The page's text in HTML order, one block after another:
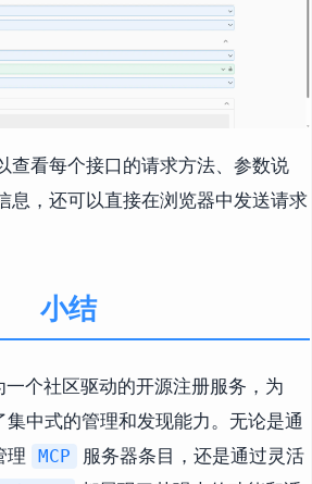
查看每个接口的请求方法、参数说
息，还可以直接在浏览器中发送请求
小结
一个社区驱动的开源注册服务，为
集中式的管理和发现能力。无论是通
理 MCP
服务器条目，还是通过灵活